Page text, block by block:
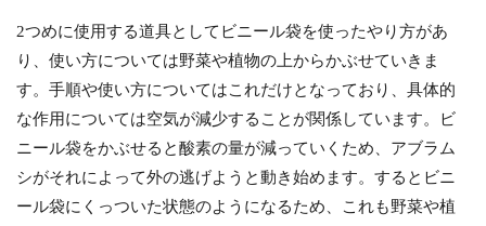
2つめに使用する道具としてビニール袋を使ったやり方があ
り、使い方については野菜や植物の上からかぶせていきま
す。手順や使い方についてはこれだけとなっており、具体的
な作用については空気が減少することが関係しています。ビ
ニール袋をかぶせると酸素の量が減っていくため、アブラム
シがそれによって外の逃げようと動き始めます。するとビニ
ール袋にくっついた状態のようになるため、これも野菜や植